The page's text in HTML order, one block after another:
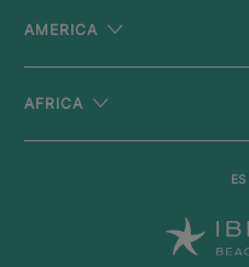
AMERICA
AFRICA
ES